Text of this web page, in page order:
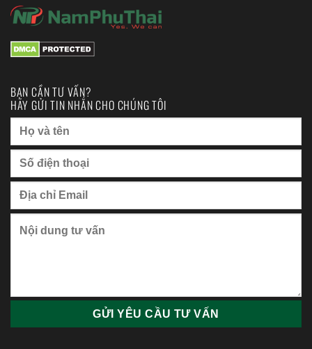
BẠN CẦN TƯ VẤN?
HÃY GỬI TIN NHẮN CHO CHÚNG TÔI